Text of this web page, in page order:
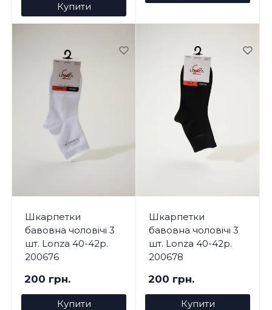
Купити
Шкарпетки
бавовна чоловічі 3
шт. Lonza 40-42р.
200676
200 грн.
Купити
Шкарпетки
бавовна чоловічі 3
шт. Lonza 40-42р.
200678
200 грн.
Купити